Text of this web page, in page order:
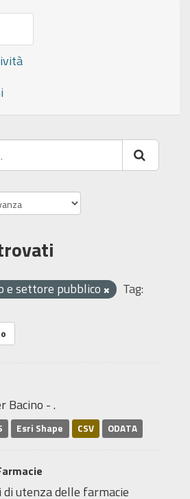
e settore pubblico
Tag:
Bacino - .
Esri Shape CSV ODATA
di utenza delle farmacie